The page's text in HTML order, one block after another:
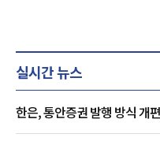
실시간 뉴스
한은, 통안증권 발행 방식 개